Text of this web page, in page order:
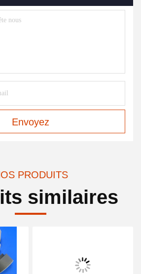
Envoyez
PRODUITS
similaires